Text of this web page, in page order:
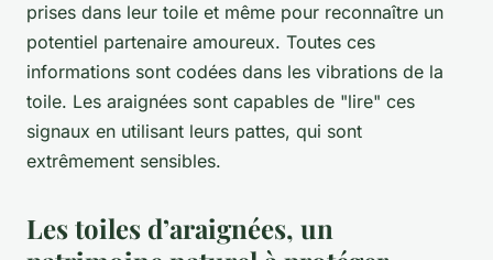
prises dans leur toile et même pour reconnaître un
potentiel partenaire amoureux. Toutes ces
informations sont codées dans les vibrations de la
toile. Les araignées sont capables de "lire" ces
signaux en utilisant leurs pattes, qui sont
extrêmement sensibles.
Les toiles d’araignées, un